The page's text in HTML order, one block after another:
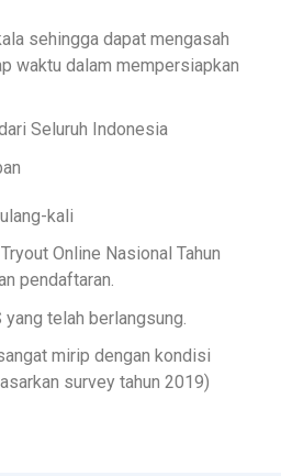
sehingga dapat mengasah
waktu dalam mempersiapkan
Seluruh Indonesia
kali
Online Nasional Tahun
pendaftaran.
telah berlangsung.
mirip dengan kondisi
survey tahun 2019)